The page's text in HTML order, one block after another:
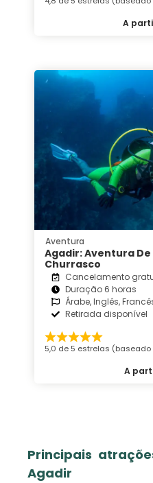
A
Aventura
Agadir: Aventura De
Churrasco
Cancelamento
Duração 6 horas
Árabe, Inglês,
Retirada disponível
5,0 de 5 estrelas (baseado
A
Principais
Agadir